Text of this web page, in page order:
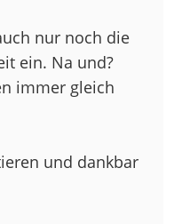
nur noch die
ein. Na und?
immer gleich
und dankbar